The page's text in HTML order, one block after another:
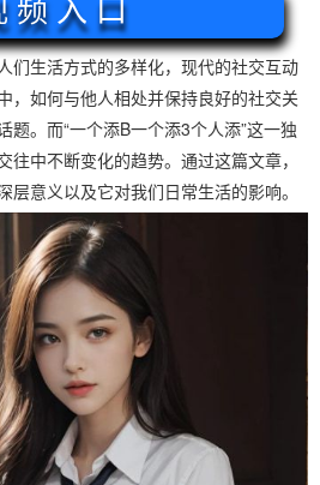
们生活方式的多样化，现代的社交互动
，如何与他人相处并保持良好的社交关
题。而“一个添B一个添3个人添”这一独
中不断变化的趋势。通过这篇文章，
意义以及它对我们日常生活的影响。